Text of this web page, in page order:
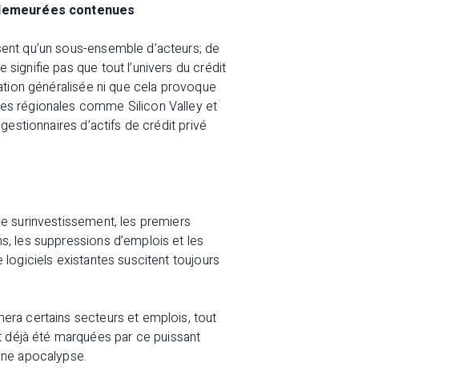
contenues
qu’un sous-ensemble d’acteurs; de
pas que tout l’univers du crédit
généralisée ni que cela provoque
régionales comme Silicon Valley et
d’actifs de crédit privé
surinvestissement, les premiers
les suppressions d’emplois et les
logiciels existantes suscitent toujours
certains secteurs et emplois, tout
été marquées par ce puissant
apocalypse.